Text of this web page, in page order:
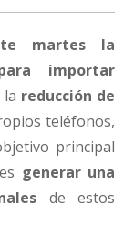
martes la
importar
la reducción de
teléfonos,
principal
generar una
de estos